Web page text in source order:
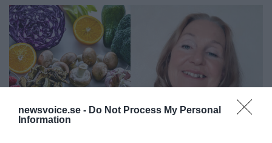
newsvoice.se - Do Not Process My Personal
Information